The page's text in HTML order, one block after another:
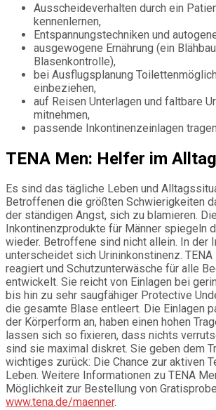
Ausscheideverhalten durch ein
kennenlernen,
Entspannungstechniken und
ausgewogene Ernährung (ein
Blasenkontrolle),
bei Ausflugsplanung
einbeziehen,
auf Reisen Unterlagen und faltbare
mitnehmen,
passende Inkontinenzeinlagen
TENA Men: Helfer im Alltag
Es sind das tägliche Leben und
Betroffenen die größten Schwierigkeiten
der ständigen Angst, sich zu blamieren.
Inkontinenzprodukte für Männer spiegeln
wieder. Betroffene sind nicht allein. In der
unterscheidet sich Urininkonstinenz. TENA
reagiert und Schutzunterwäsche für alle
entwickelt. Sie reicht von Einlagen bei
bis hin zu sehr saugfähiger Protective
die gesamte Blase entleert. Die Einlagen
der Körperform an, haben einen hohen
lassen sich so fixieren, dass nichts
sind sie maximal diskret. Sie geben dem
wichtiges zurück: Die Chance zur aktiven
Leben. Weitere Informationen zu TENA
Möglichkeit zur Bestellung von
www.tena.de/maenner.